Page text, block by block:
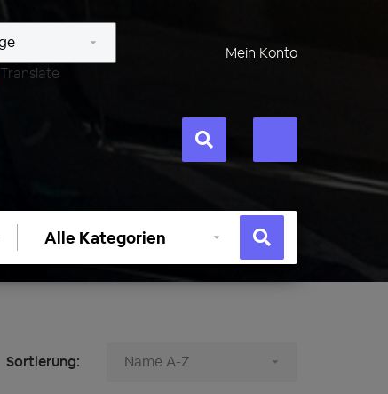
Translate
Mein Konto
Kategorie
auswählen
Sortierung: